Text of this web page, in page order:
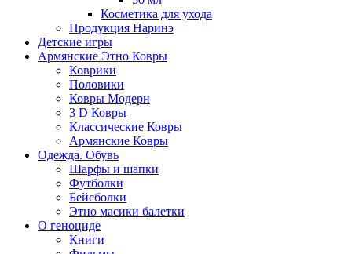
Косметика для ухода
Продукция Наринэ
Детские игры
Армянские Этно Ковры
Коврики
Половики
Ковры Модерн
3 D Ковры
Классические Ковры
Армянские Ковры
Одежда. Обувь
Шарфы и шапки
Футболки
Бейсболки
Этно масики балетки
О геноциде
Книги